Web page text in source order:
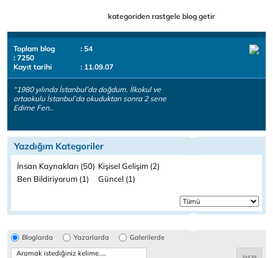
kategoriden rastgele blog getir
Toplam blog
: 54
: 7250
Kayıt tarihi
: 11.09.07
“1980 yılında İstanbul’da doğdum. İlkokul ve
ortaokulu İstanbul’da okuduktan sonra 2 sene
Edirne Fen..
Yazdığım Kategoriler
İnsan Kaynakları (50) Kişisel Gelişim (2)
Ben Bildiriyorum (1)
Güncel (1)
Bloglarda Yazarlarda Galerilerde